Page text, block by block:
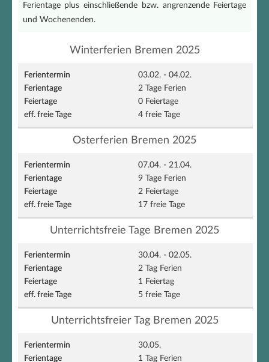
Ferientage plus einschließende bzw. angrenzende Feiertage
und Wochenenden.
Winterferien Bremen 2025
03.02. - 04.02.
2 Tage Ferien
0 Feiertage
4 freie Tage
Osterferien Bremen 2025
07.04. - 21.04.
9 Tage Ferien
2 Feiertage
17 freie Tage
Unterrichtsfreie Tage Bremen 2025
30.04. - 02.05.
2 Tag Ferien
1 Feiertag
5 freie Tage
Unterrichtsfreier Tag Bremen 2025
30.05.
1 Tag Ferien